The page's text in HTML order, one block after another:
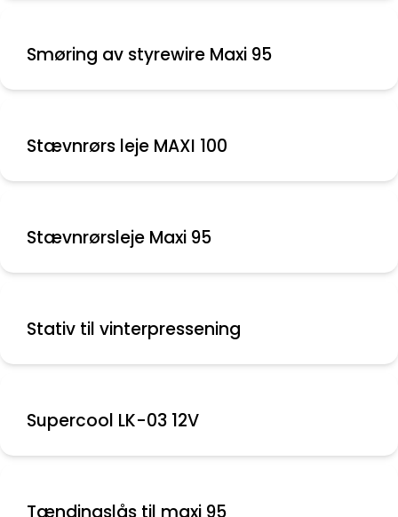
Smøring av styrewire Maxi 95
Stævnrørs leje MAXI 100
Stævnrørsleje Maxi 95
Stativ til vinterpressening
Supercool LK-03 12V
Tændingslås til maxi 95